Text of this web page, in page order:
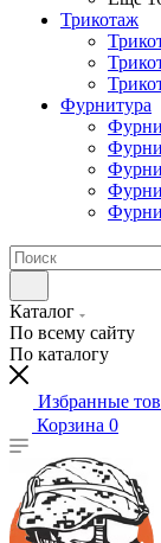
Трикотаж
Фурнитура
Каталог
По всему сайту
По каталогу
Избранные
Корзина 0